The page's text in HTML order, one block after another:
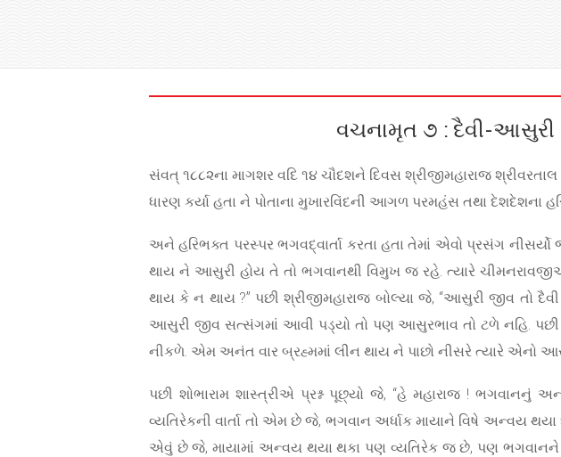
વચનામૃત ૭ : દૈવી-
સંવત્ ૧૮૮૨ના માગશર વદિ ૧૪ ચૌદશને દિવસ શ્રીજીમહારાજ
ધારણ કર્યા હતા ને પોતાના મુખારવિંદની આગળ પરમહંસ તથા દેશદેશના
અને હરિભક્ત પરસ્પર ભગવદ્‌વાર્તા કરતા હતા તેમાં એવો પ્રસંગ
થાય ને આસુરી હોય તે તો ભગવાનથી વિમુખ જ રહે. ત્યારે
થાય કે ન થાય ?” પછી શ્રીજીમહારાજ બોલ્યા જે, “આસુરી જીવ
આસુરી જીવ સત્સંગમાં આવી પડ્યો તો પણ આસુરભાવ તો ટળે નહિ. પછી
નીકળે. એમ અનંત વાર બ્રહ્મમાં લીન થાય ને પાછો નીસરે ત્યારે એનો
પછી શોભારામ શાસ્ત્રીએ પ્રશ્ન પૂછ્યો જે, “હે મહારાજ !
વ્યતિરેકની વાર્તા તો એમ છે જે, ભગવાન અર્ધાક માયાને વિષે અન્વય
એવું છે જે, માયામાં અન્વય થયા થકા પણ વ્યતિરેક જ છે, પણ ભગવાનને